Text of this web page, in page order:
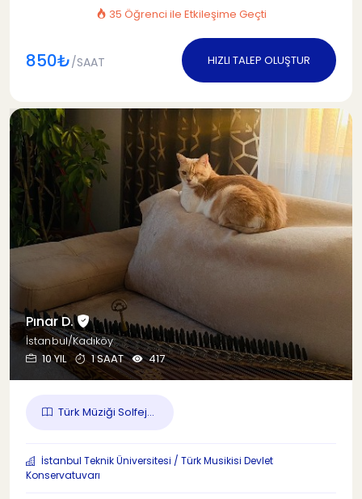
35 Öğrenci ile Etkileşime Geçti
850₺/SAAT HIZLI TALEP OLUŞTUR
Pınar D.
İstanbul/Kadıköy
10 YIL
1 SAAT 417
Türk Müziği Solfej...
İstanbul Teknik Üniversitesi / Türk Musikisi Devlet
Konservatuvarı